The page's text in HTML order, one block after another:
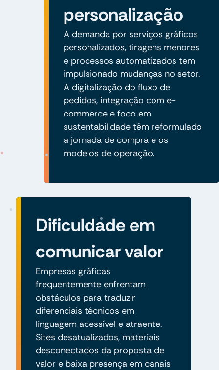
personalização
A demanda por serviços gráficos
personalizados, tiragens menores
e processos automatizados tem
impulsionado mudanças no setor.
A digitalização do fluxo de
pedidos, integração com e-
commerce e foco em
sustentabilidade têm reformulado
a jornada de compra e os
modelos de operação.
Dificuldade em
comunicar valor
Empresas gráficas
frequentemente enfrentam
obstáculos para traduzir
diferenciais técnicos em
linguagem acessível e atraente.
Sites desatualizados, materiais
desconectados da proposta de
valor e baixa presença em canais